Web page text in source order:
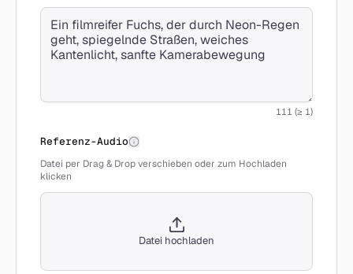
111 (≥ 1)
Referenz-Audio
Datei per Drag & Drop verschieben oder zum Hochladen
klicken
Datei hochladen